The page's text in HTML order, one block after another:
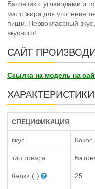
Батончик с углеводами и
мало жира для утоления
пищи. Первоклассный
вкусного!
САЙТ
Ссылка на модель на
ХАРАКТЕРИСТИКИ
СПЕЦИФИКАЦИЯ
вкус
тип товара
белки (г) 25